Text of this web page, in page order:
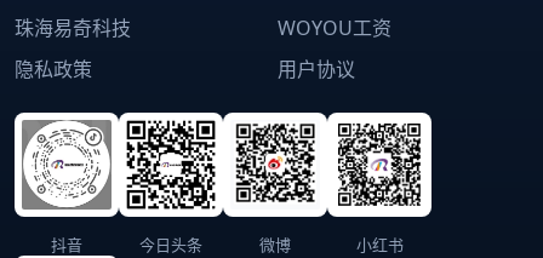
珠海易奇科技
WOYOU工资
隐私政策
用户协议
抖音 今日头条 微博 小红书